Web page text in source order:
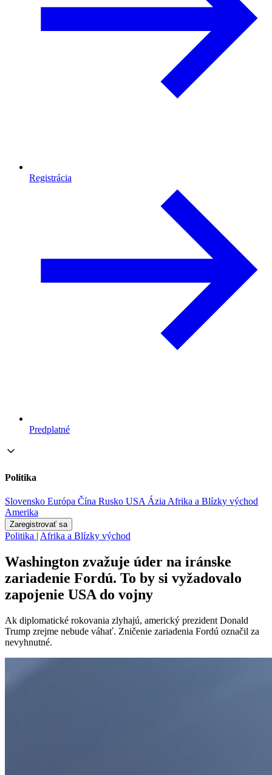
Registrácia
Predplatné
Politika
Slovensko Európa Čína Rusko USA ÁziaAfrika a Blízky východ
Amerika
Zaregistrovať sa
Politika | Afrika a Blízky východ
Washington zvažuje úder na iránske
zariadenie Fordú. To by si vyžadovalo
zapojenie USA do vojny
Ak diplomatické rokovania zlyhajú, americký prezident Donald
Trump zrejme nebude váhať. Zničenie zariadenia Fordú označil za
nevyhnutné.